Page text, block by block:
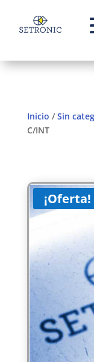
Inicio /Sin
C/INT
¡Oferta!